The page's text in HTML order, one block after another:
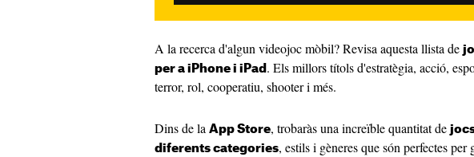
A la recerca d'algun videojoc mòbil? Revisa aquesta llista de
per a iPhone i iPad . Els millors títols d'estratègia, acció,
terror, rol, cooperatiu, shooter i més.
Dins de la App Store, trobaràs una increïble quantitat de
diferents categories, estils i gèneres que són perfectes per